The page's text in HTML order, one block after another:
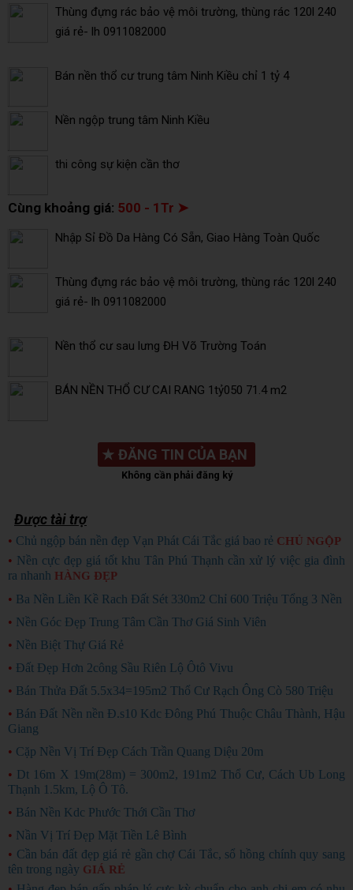
Thùng đựng rác bảo vệ môi trường, thùng rác 120l 240
giá rẻ- lh 0911082000
Bán nền thổ cư trung tâm Ninh Kiều chỉ 1 tỷ 4
Nền ngộp trung tâm Ninh Kiều
thi công sự kiện cần thơ
Cùng khoảng giá: 500 - 1Tr ➤
Nhập Sỉ Đồ Da Hàng Có Sẵn, Giao Hàng Toàn Quốc
Thùng đựng rác bảo vệ môi trường, thùng rác 120l 240
giá rẻ- lh 0911082000
Nền thổ cư sau lưng ĐH Võ Trường Toán
BÁN NỀN THỔ CƯ CAI RANG 1tỷ050 71.4 m2
★ ĐĂNG TIN CỦA BẠN
Không cần phải đăng ký
Được tài trợ
• Chủ ngộp bán nền đẹp Vạn Phát Cái Tắc giá bao rẻ CHỦ NGỘP
• Nền cực đẹp giá tốt khu Tân Phú Thạnh cần xử lý việc gia đình
ra nhanh HÀNG ĐẸP
• Ba Nền Liền Kề Rach Đất Sét 330m2 Chỉ 600 Triệu Tổng 3 Nền
• Nền Góc Đẹp Trung Tâm Cần Thơ Giá Sinh Viên
• Nền Biệt Thự Giá Rẻ
• Đất Đẹp Hơn 2công Sầu Riên Lộ Ôtô Vivu
• Bán Thửa Đất 5.5x34=195m2 Thổ Cư Rạch Ông Cò 580 Triệu
• Bán Đất Nền nền Đ.s10 Kdc Đông Phú Thuộc Châu Thành, Hậu
Giang
• Cặp Nền Vị Trí Đẹp Cách Trần Quang Diệu 20m
• Dt 16m X 19m(28m) = 300m2, 191m2 Thổ Cư, Cách Ub Long
Thạnh 1.5km, Lộ Ô Tô.
• Bán Nền Kdc Phước Thới Cần Thơ
• Nần Vị Trí Đẹp Mặt Tiền Lê Bình
• Cần bán đất đẹp giá rẻ gần chợ Cái Tắc, sổ hồng chính quy sang
tên trong ngày GIÁ RẺ